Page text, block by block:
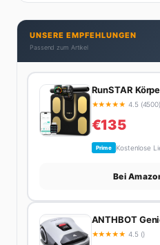
Privatleben unter einen
bekennende Kaffee-
Minimum), Podcast-
Wochenenden am
UNSERE EMPFEHLUNGEN
Passend zum Artikel
RunSTAR
★★★★★ 4.5 (4500)
€135
Prime Kostenlose
Bei
ANTHBOT
★★★★★ 4.5 ()